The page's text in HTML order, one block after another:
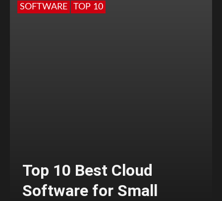
SOFTWARE TOP 10
Top 10 Best Cloud
Software for Small